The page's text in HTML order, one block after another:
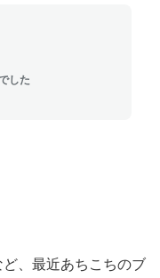
した
ど、最近あちこちのブ